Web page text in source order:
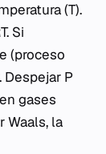
(T).
Si
(proceso
Despejar P
gases
Waals, la